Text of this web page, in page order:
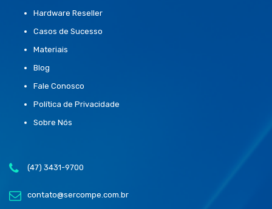
Hardware Reseller
Casos de Sucesso
Materiais
Blog
Fale Conosco
Política de Privacidade
Sobre Nós
(47) 3431-9700
contato@sercompe.com.br